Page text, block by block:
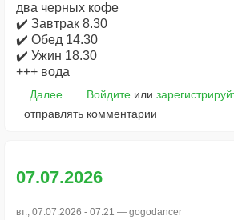
два черных кофе
✔️ Завтрак 8.30
✔️ Обед 14.30
✔️ Ужин 18.30
+++ вода
Далее... Войдитеили
отправлять комментарии
07.07.2026
вт., 07.07.2026 - 07:21 — gogodancer